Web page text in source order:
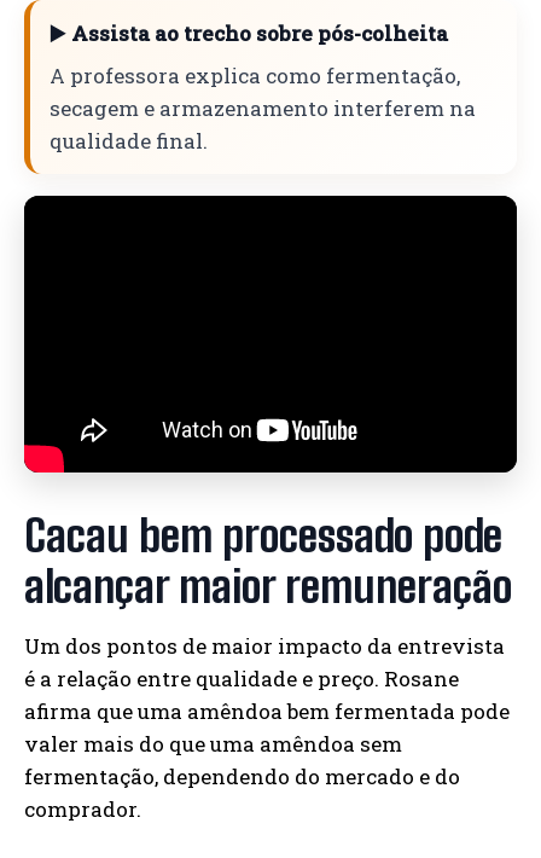
▶️ Assista ao trecho sobre pós-colheita
A professora explica como fermentação,
secagem e armazenamento interferem na
qualidade final.
Cacau bem processado pode
alcançar maior remuneração
Um dos pontos de maior impacto da entrevista
é a relação entre qualidade e preço. Rosane
afirma que uma amêndoa bem fermentada pode
valer mais do que uma amêndoa sem
fermentação, dependendo do mercado e do
comprador.